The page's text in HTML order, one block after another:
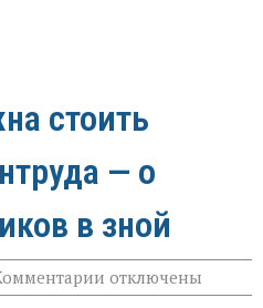
стоить
— о
в зной
к
записи
отключены